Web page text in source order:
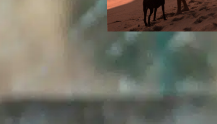
Wie enthaart
einen Hund?